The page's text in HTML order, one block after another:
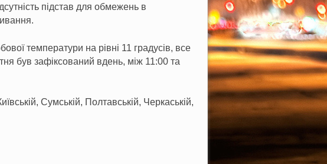
підстав для обмежень в
температури на рівні 11 градусів, все
був зафіксований вдень, між 11:00 та
Сумській, Полтавській, Черкаській,